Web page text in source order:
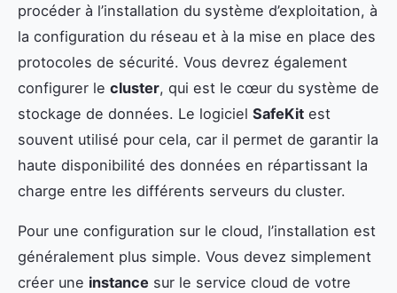
procéder à l’installation du système d’exploitation, à
la configuration du réseau et à la mise en place des
protocoles de sécurité. Vous devrez également
configurer le cluster, qui est le cœur du système de
stockage de données. Le logiciel SafeKit est
souvent utilisé pour cela, car il permet de garantir la
haute disponibilité des données en répartissant la
charge entre les différents serveurs du cluster.
Pour une configuration sur le cloud, l’installation est
généralement plus simple. Vous devez simplement
créer une instance sur le service cloud de votre